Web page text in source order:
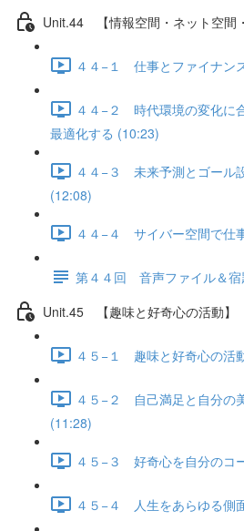
Unit.44 【情報空間・ネット空間
４４−１ 仕事とファイナン
４４−２ 時代環境の変化に
最適化する (10:23)
４４−３ 未来予測とゴール
(12:08)
４４−４ サイバー空間で仕
第４４回 音声ファイル＆宿
Unit.45 【趣味と好奇心の活動】
４５−１ 趣味と好奇心の活
４５−２ 自己満足と自分の
(11:28)
４５−３ 好奇心を自分のコ
４５−４ 人生をあらゆる側